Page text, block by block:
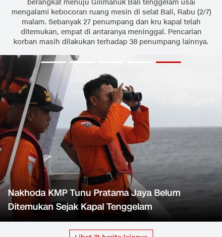
berangkat menuju Gilimanuk Bali tenggelam usai
mengalami kebocoran ruang mesin di selat Bali, Rabu (2/7)
malam. Sebanyak 27 penumpang dan kru kapal telah
ditemukan, empat di antaranya meninggal. Pencarian
korban masih dilakukan terhadap 38 penumpang lainnya.
Nakhoda KMP Tunu Pratama Jaya Belum
Ditemukan Sejak Kapal Tenggelam